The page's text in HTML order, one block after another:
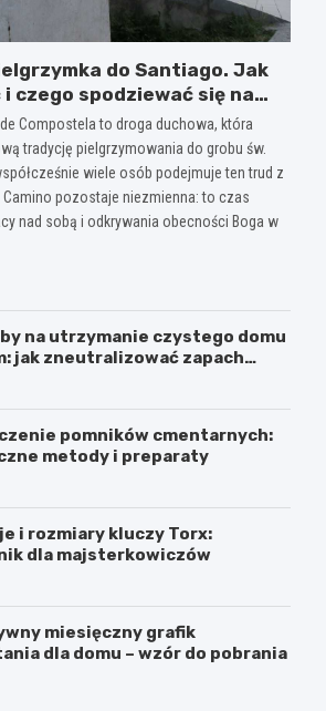
do Santiago. Jak
czego spodziewać się na
Compostela to droga duchowa, która
tradycję pielgrzymowania do grobu św.
wiele osób podejmuje ten trud z
pozostaje niezmienna: to czas
nad sobą i odkrywania obecności Boga w
na utrzymanie czystego domu
jak zneutralizować zapach
pomników cmentarnych:
metody i preparaty
i rozmiary kluczy Torx:
dla majsterkowiczów
miesięczny grafik
dla domu – wzór do pobrania